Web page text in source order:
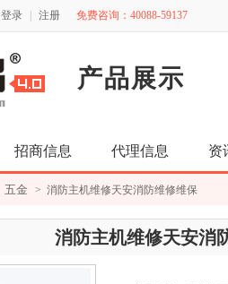
登录 注册 免费咨询：40088-59137
产品展示
招商信息 代理信息 资
五金 > 消防主机维修天安消防维修维保
消防主机维修天安消